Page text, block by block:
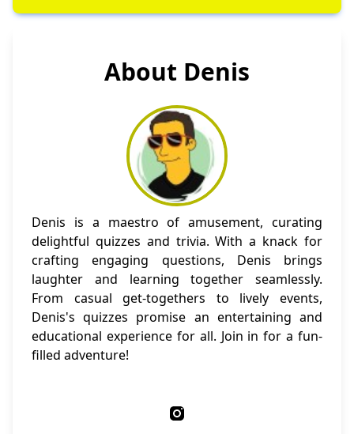
About Denis
Denis is a maestro of amusement, curating
delightful quizzes and trivia. With a knack for
crafting engaging questions, Denis brings
laughter and learning together seamlessly.
From casual get-togethers to lively events,
Denis's quizzes promise an entertaining and
educational experience for all. Join in for a fun-
filled adventure!